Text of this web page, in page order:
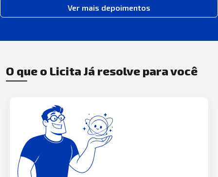
Ver mais depoimentos
O que o Licita Já resolve para você